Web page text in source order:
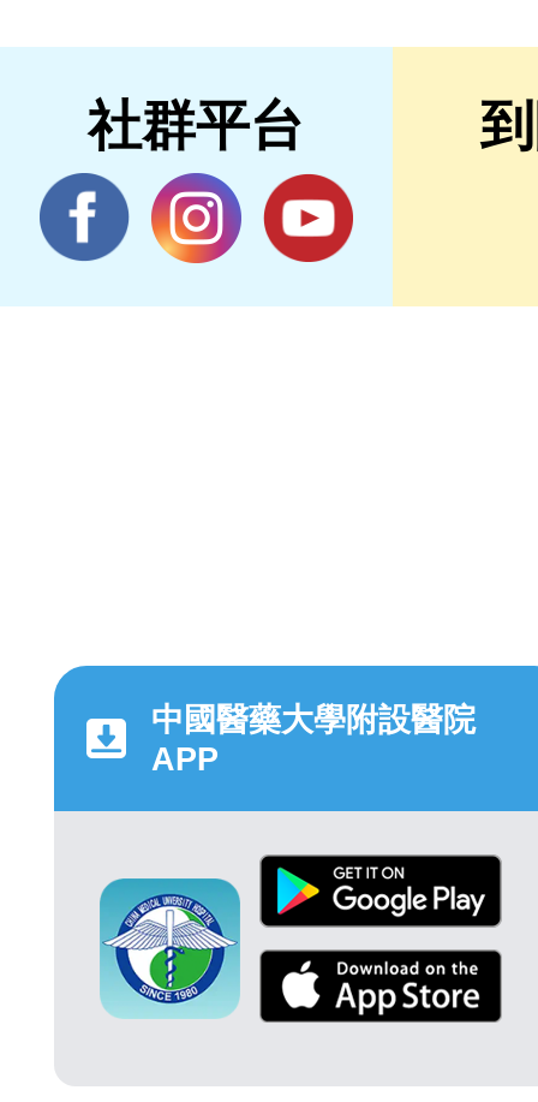
社群平台
中國醫藥大學附設醫院
APP